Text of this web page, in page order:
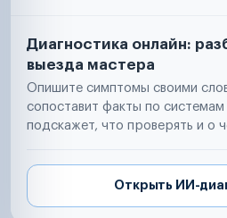
Диагностика онлайн:
выезда мастера
Опишите симптомы своими
сопоставит факты по системам
подскажет, что проверять и о
Открыть ИИ-